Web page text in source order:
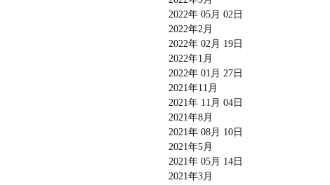
2022年 05月 02日
2022年2月
2022年 02月 19日
2022年1月
2022年 01月 27日
2021年11月
2021年 11月 04日
2021年8月
2021年 08月 10日
2021年5月
2021年 05月 14日
2021年3月